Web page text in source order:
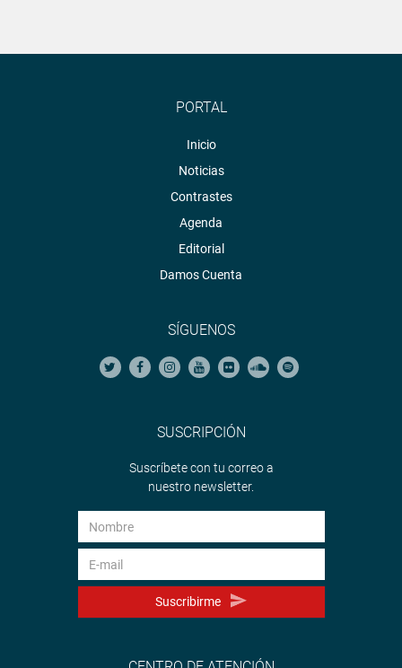
PORTAL
Inicio
Noticias
Contrastes
Agenda
Editorial
Damos Cuenta
SÍGUENOS
SUSCRIPCIÓN
Suscríbete con tu correo a
nuestro newsletter.
Suscribirme